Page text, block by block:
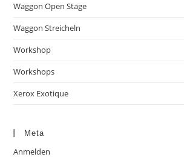
Waggon Open Stage
Waggon Streicheln
Workshop
Workshops
Xerox Exotique
Meta
Anmelden